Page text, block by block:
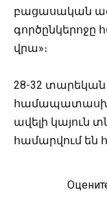
բացասական
գործընկերոջը
վրա»։
28-32
ավելի կայուն
համարվում են